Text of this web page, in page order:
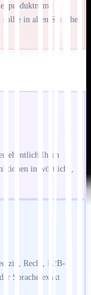
wie
in allen Sprachen
Ihren
in wörtliche,
Recht, B2B-
Sprache exakt